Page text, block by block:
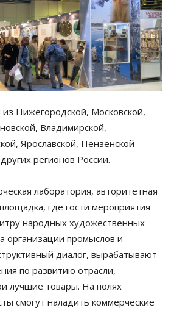
из Нижегородской, Московской,
Владимирской,
Ярославской, Пензенской
регионов России.
лаборатория, авторитетная
где гости мероприятия
народных художественных
организации промыслов и
диалог, вырабатывают
по развитию отрасли,
лучшие товары. На полях
смогут наладить коммерческие